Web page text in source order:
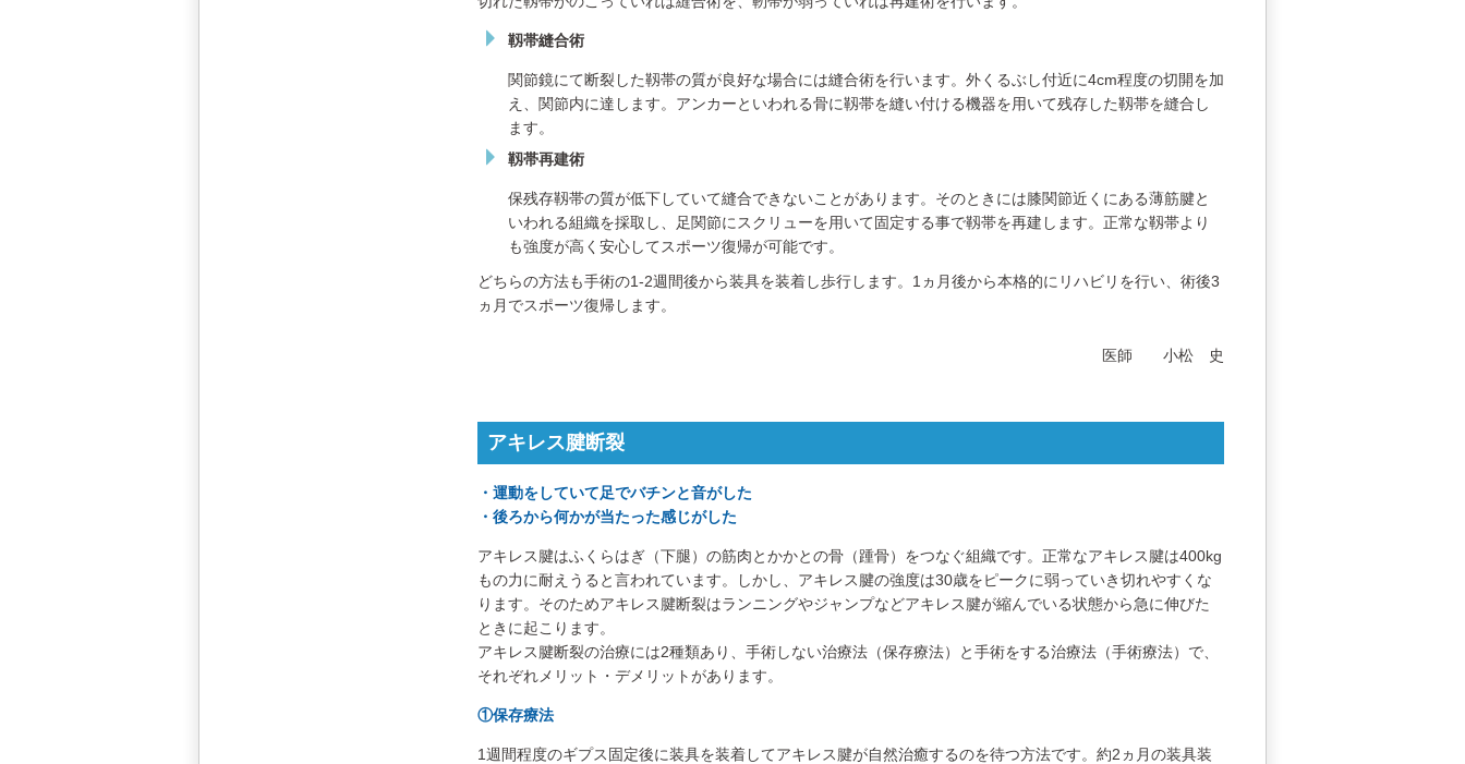
靱帯縫合術
関節鏡にて断裂した靱帯の質が良好な場合には縫合術を行います。外くるぶし付近に4cm程度の切開を加
え、関節内に達します。アンカーといわれる骨に靱帯を縫い付ける機器を用いて残存した靱帯を縫合し
ます。
靱帯再建術
保残存靱帯の質が低下していて縫合できないことがあります。そのときには膝関節近くにある薄筋腱と
いわれる組織を採取し、足関節にスクリューを用いて固定する事で靱帯を再建します。正常な靱帯より
も強度が高く安心してスポーツ復帰が可能です。
どちらの方法も手術の1-2週間後から装具を装着し歩行します。1ヵ月後から本格的にリハビリを行い、術後3
ヵ月でスポーツ復帰します。
医師 小松 史
アキレス腱断裂
・運動をしていて足でバチンと音がした
・後ろから何かが当たった感じがした
アキレス腱はふくらはぎ（下腿）の筋肉とかかとの骨（踵骨）をつなぐ組織です。正常なアキレス腱は400kg
もの力に耐えうると言われています。しかし、アキレス腱の強度は30歳をピークに弱っていき切れやすくな
ります。そのためアキレス腱断裂はランニングやジャンプなどアキレス腱が縮んでいる状態から急に伸びた
ときに起こります。
アキレス腱断裂の治療には2種類あり、手術しない治療法（保存療法）と手術をする治療法（手術療法）で、
それぞれメリット・デメリットがあります。
①保存療法
1週間程度のギプス固定後に装具を装着してアキレス腱が自然治癒するのを待つ方法です。約2ヵ月の装具装